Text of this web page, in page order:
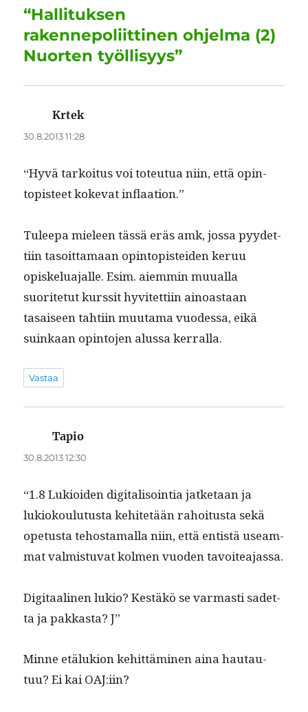
k
“Hallituksen
rakennepoliittinen ohjelma (2)
Nuorten työllisyys”
Krteksanoo:
30.8.2013 11:28
“Hyvä tarkoi­tus voi toteu­tua niin, että opin­
topis­teet koke­vat inflaation.”
Tuleepa mieleen tässä eräs amk, jos­sa pyy­det­
ti­in tasoit­ta­maan opin­topis­tei­den keruu
opiskelu­a­jalle. Esim. aiem­min muual­la
suorite­tut kurssit hyvitet­ti­in ain­oas­taan
tasaiseen tahti­in muu­ta­ma vuodessa, eikä
suinkaan opin­to­jen alus­sa kerralla.
Vastaa
Tapio
30.8.2013 12:30
“1.8 Lukioiden dig­i­tal­isoin­tia jatke­taan ja
lukiok­oulu­tus­ta kehitetään rahoi­tus­ta sekä
ope­tus­ta tehosta­mal­la niin, että entistä use­am­
mat valmis­tu­vat kol­men vuo­den tavoiteajassa.
Dig­i­taa­li­nen lukio? Kestäkö se var­masti sadet­
ta ja pakkas­ta? J”
Minne etälukion kehit­tämi­nen aina hau­tau­
tuu? Ei kai OAJ:iin?